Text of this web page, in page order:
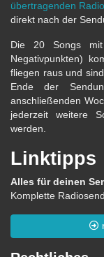
übertragenden
direkt nach der
Die 20 Songs mit
Negativpunkten)
fliegen raus und
Ende der
anschließenden
jederzeit weitere
werden.
Linktipps
Alles für deinen
Komplette